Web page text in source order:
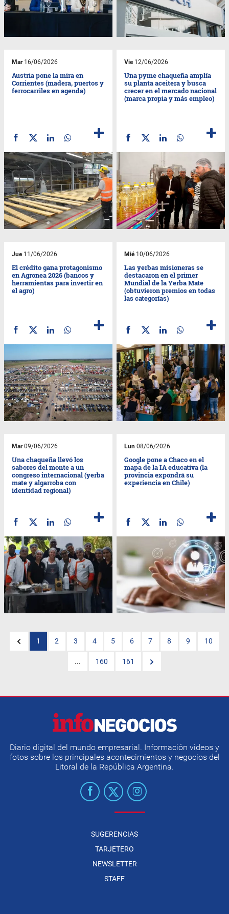
Mar16/06/2026
Austria pone la mira en
Corrientes (madera, puertos y
ferrocarriles en agenda)
Vie12/06/2026
Una pyme chaqueña amplía
su planta aceitera y busca
crecer en el mercado nacional
(marca propia y más empleo)
Jue11/06/2026
El crédito gana protagonismo
en Agronea 2026 (bancos y
herramientas para invertir en
el agro)
Mié10/06/2026
Las yerbas misioneras se
destacaron en el primer
Mundial de la Yerba Mate
(obtuvieron premios en todas
las categorías)
Mar09/06/2026
Una chaqueña llevó los
sabores del monte a un
congreso internacional (yerba
mate y algarroba con
identidad regional)
Lun 08/06/2026
Google pone a Chaco en el
mapa de la IA educativa (la
provincia expondrá su
experiencia en Chile)
1 2 3 4 5 6 7 8 9 10
... 160 161
Diario digital del mundo empresarial. Información videos y
fotos sobre los principales acontecimientos y negocios del
Litoral de la República Argentina.
SUGERENCIAS
TARJETERO
NEWSLETTER
STAFF